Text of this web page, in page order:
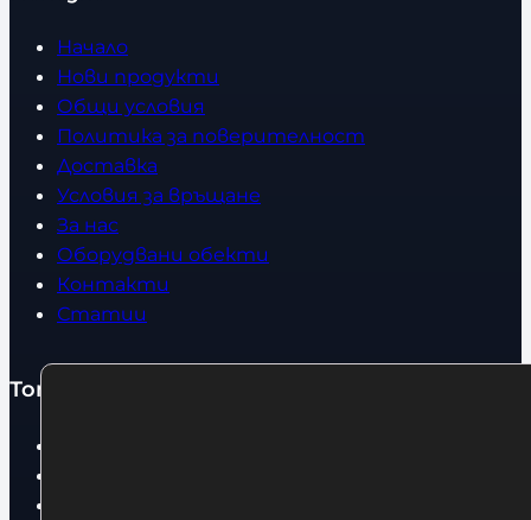
Начало
Нови продукти
Общи условия
Политика за поверителност
Доставка
Условия за връщане
За нас
Оборудвани обекти
Контакти
Статии
Топ категории